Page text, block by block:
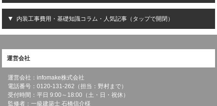
内装工事費用・基礎知識コラム・人気記事（タップで開閉）
運営会社
運営会社：infomake株式会社
電話番号：0120-131-262（担当：野村まで）
受付時間：平日 9:00～18:00（土・日・祝休）
監修者：一級建築士 石橋信介様